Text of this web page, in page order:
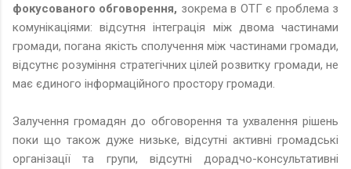
фокусованого обговорення, зокрема в ОТГ є проблема з
комунікаціями: відсутня інтеграція між двома частинами
громади, погана якість сполучення між частинами громади,
відсутнє розуміння стратегічних цілей розвитку громади, не
має єдиного інформаційного простору громади.
Залучення громадян до обговорення та ухвалення рішень
поки що також дуже низьке, відсутні активні громадські
організації та групи, відсутні дорадчо-консультативні